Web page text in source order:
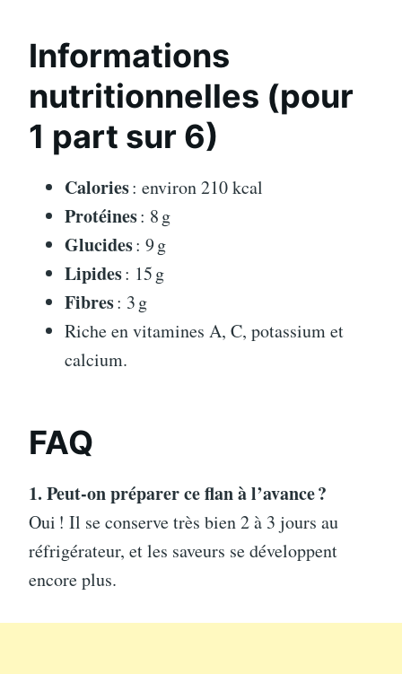
Informations
nutritionnelles (pour
1 part sur 6)
Calories: environ 210 kcal
Protéines: 8 g
Glucides: 9 g
Lipides: 15 g
Fibres: 3 g
Riche en vitamines A, C, potassium et
calcium.
FAQ
1. Peut-on préparer ce flan à l’avance ?
Oui ! Il se conserve très bien 2 à 3 jours au
réfrigérateur, et les saveurs se développent
encore plus.